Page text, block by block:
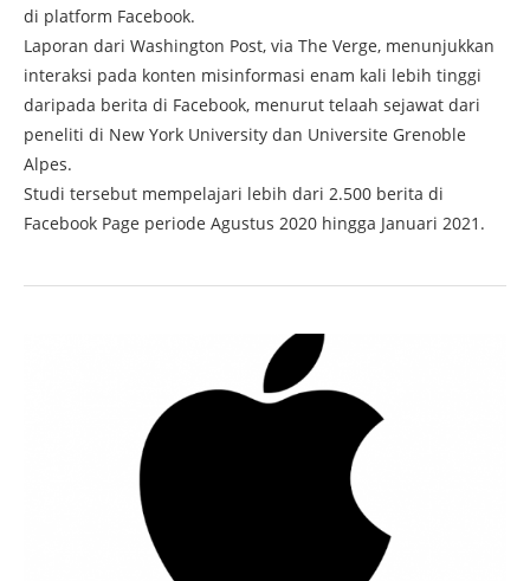
di platform Facebook.
Laporan dari Washington Post, via The Verge, menunjukkan
interaksi pada konten misinformasi enam kali lebih tinggi
daripada berita di Facebook, menurut telaah sejawat dari
peneliti di New York University dan Universite Grenoble
Alpes.
Studi tersebut mempelajari lebih dari 2.500 berita di
Facebook Page periode Agustus 2020 hingga Januari 2021.